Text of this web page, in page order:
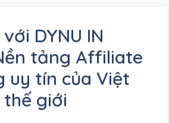
DYNU IN
tảng Affiliate
uy tín của Việt
giới